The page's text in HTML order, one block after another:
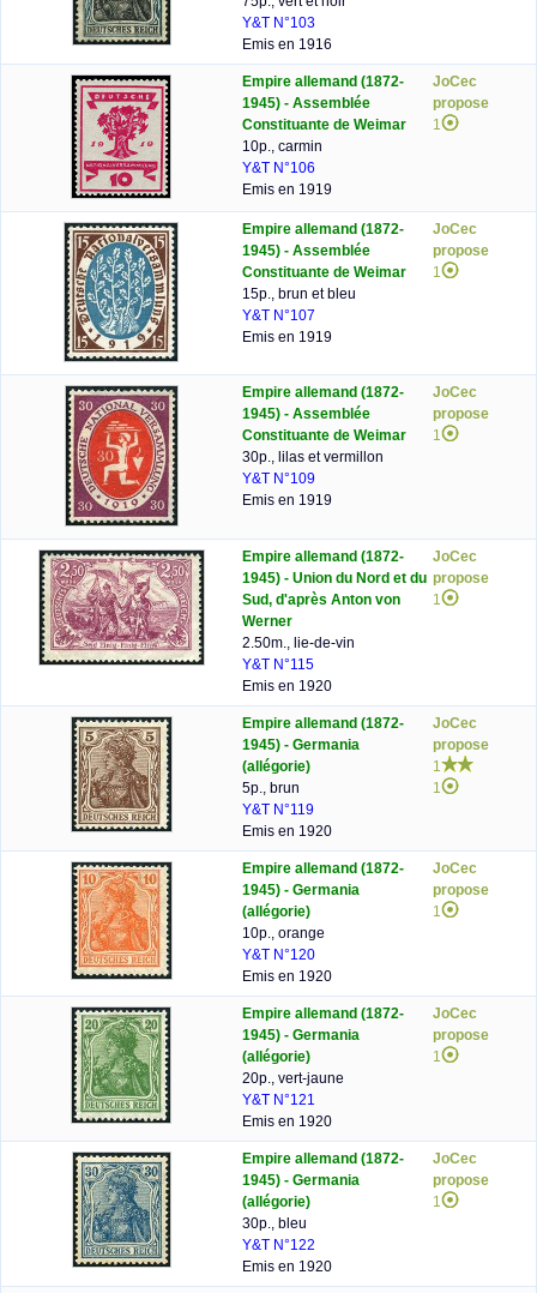
Y&T N°103
Emis en 1916
Empire allemand (1872-
1945) - Assemblée
Constituante de Weimar
10p., carmin
Y&T N°106
Emis en 1919
JoCec
propose
1
Empire allemand (1872-
1945) - Assemblée
Constituante de Weimar
15p., brun et bleu
Y&T N°107
Emis en 1919
JoCec
propose
1
Empire allemand (1872-
1945) - Assemblée
Constituante de Weimar
30p., lilas et vermillon
Y&T N°109
Emis en 1919
JoCec
propose
1
Empire allemand (1872-
1945) - Union du Nord et du
Sud, d'après Anton von
Werner
2.50m., lie-de-vin
Y&T N°115
Emis en 1920
JoCec
propose
1
Empire allemand (1872-
1945) - Germania
(allégorie)
5p., brun
Y&T N°119
Emis en 1920
JoCec
propose
1
1
Empire allemand (1872-
1945) - Germania
(allégorie)
10p., orange
Y&T N°120
Emis en 1920
JoCec
propose
1
Empire allemand (1872-
1945) - Germania
(allégorie)
20p., vert-jaune
Y&T N°121
Emis en 1920
JoCec
propose
1
Empire allemand (1872-
1945) - Germania
(allégorie)
30p., bleu
Y&T N°122
Emis en 1920
JoCec
propose
1